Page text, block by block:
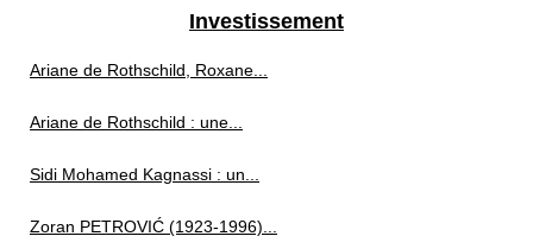
Investissement
Ariane de Rothschild, Roxane...
Ariane de Rothschild : une...
Sidi Mohamed Kagnassi : un...
Zoran PETROVIĆ (1923‑1996)...